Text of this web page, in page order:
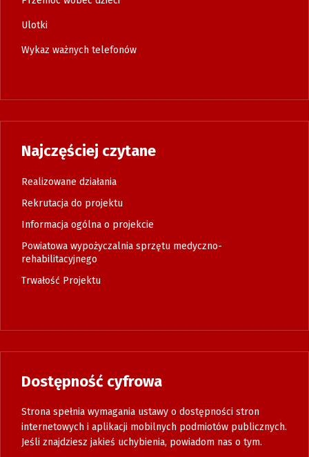
Ulotki
Wykaz ważnych telefonów
Najczęściej czytane
Realizowane działania
Rekrutacja do projektu
Informacja ogólna o projekcie
Powiatowa wypożyczalnia sprzętu medyczno-
rehabilitacyjnego
Trwałość Projektu
Dostępność cyfrowa
Strona spełnia wymagania ustawy o dostępności stron
internetowych i aplikacji mobilnych podmiotów publicznych.
Jeśli znajdziesz jakieś uchybienia, powiadom nas o tym.